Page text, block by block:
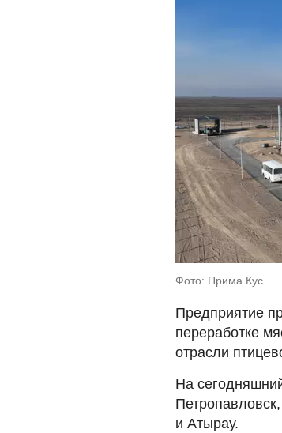
Фото: Прима Кус
Предприятие
переработке
отрасли
На
и Атырау.